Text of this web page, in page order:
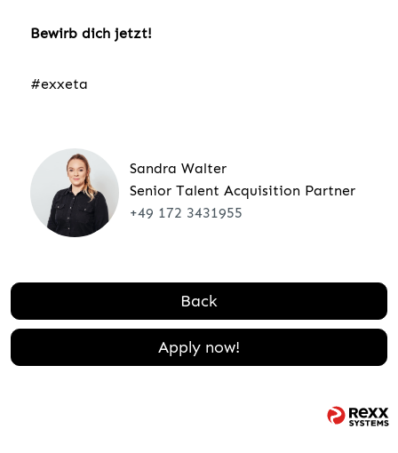
Bewirb dich jetzt!
#exxeta
Sandra Walter
Senior Talent Acquisition Partner
+49 172 3431955
Back
Apply now!